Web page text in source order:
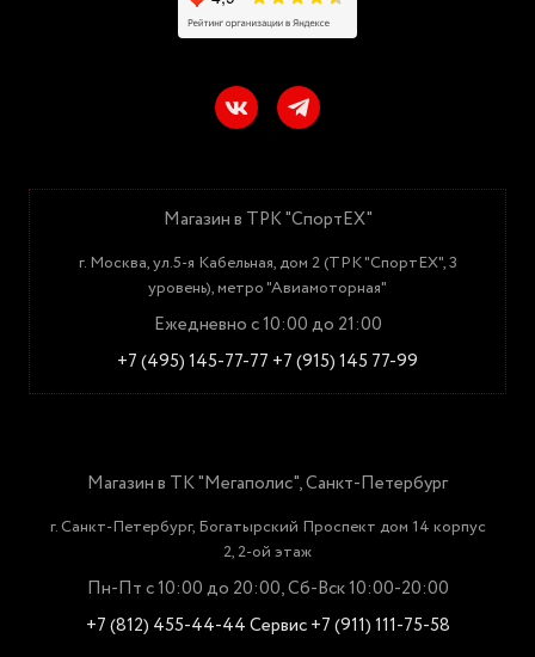
Магазин в ТРК "СпортЕХ"
г. Москва, ул.5-я Кабельная, дом 2 (ТРК "СпортЕХ", 3
уровень), метро "Авиамоторная"
Ежедневно с 10:00 до 21:00
+7 (495) 145-77-77 +7 (915) 145 77-99
Магазин в ТК "Мегаполис", Санкт-Петербург
г. Санкт-Петербург, Богатырский Проспект дом 14 корпус
2, 2-ой этаж
Пн-Пт с 10:00 до 20:00, Сб-Вск 10:00-20:00
+7 (812) 455-44-44Сервис +7 (911) 111-75-58